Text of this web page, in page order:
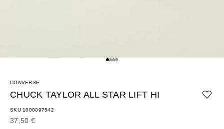
Ir al artículo 1
Ir al artículo 2
Ir al artículo 3
Ir al artículo 4
CONVERSE
CHUCK TAYLOR ALL STAR LIFT HI
SKU 1000097542
Precio de oferta
37,50 €